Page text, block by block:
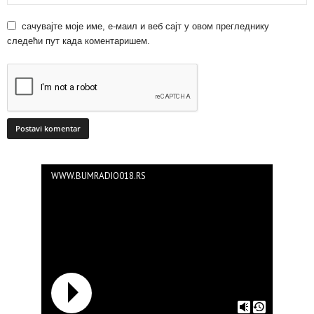
сачувајте моје име, е-маил и веб сајт у овом прегледнику
следећи пут када коментаришем.
WWW.BUMRADIO018.RS